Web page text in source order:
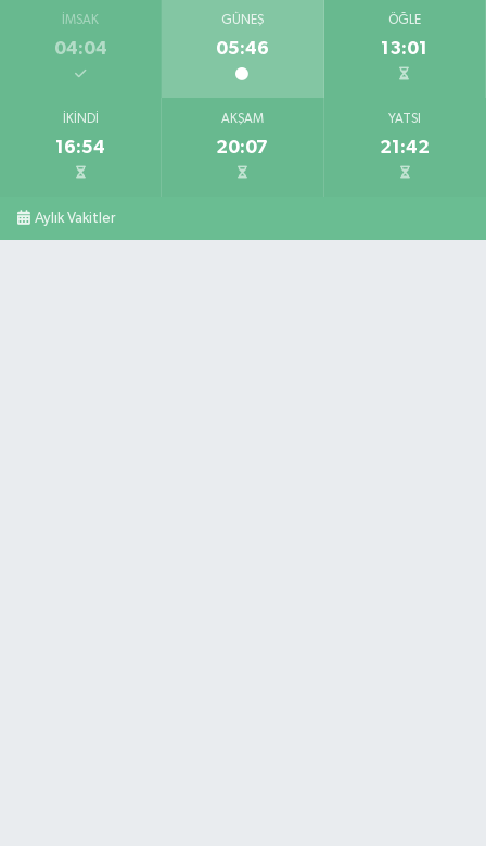
İMSAK
04:04
GÜNEŞ
05:46
ÖĞLE
13:01
İKINDI
16:54
AKŞAM
20:07
YATSI
21:42
Aylık Vakitler